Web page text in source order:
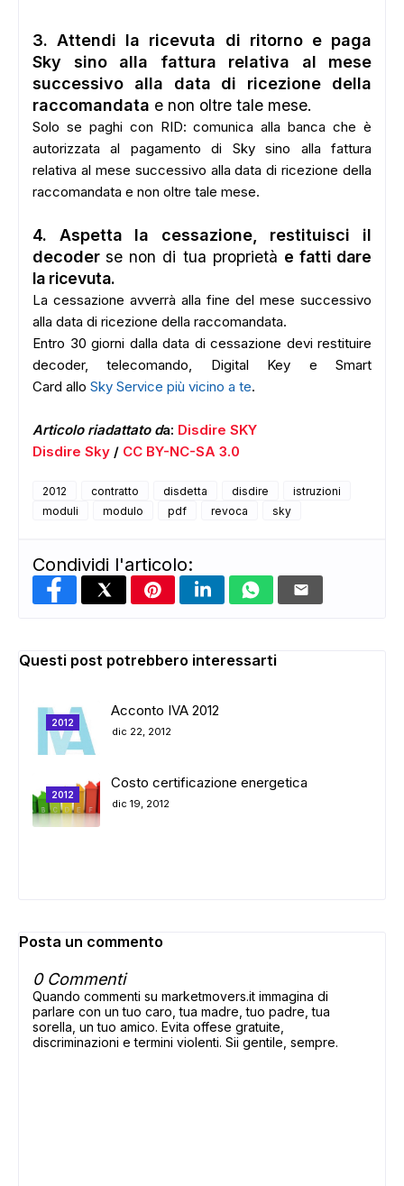
3. Attendi la ricevuta di ritorno e paga
Sky sino alla fattura relativa al mese
successivo alla data di ricezione della
raccomandata e non oltre tale mese.
Solo se paghi con RID: comunica alla banca che è
autorizzata al pagamento di Sky sino alla fattura
relativa al mese successivo alla data di ricezione della
raccomandata e non oltre tale mese.
4. Aspetta la cessazione, restituisci il
decoder se non di tua proprietà e fatti dare
la ricevuta.
La cessazione avverrà alla fine del mese successivo
alla data di ricezione della raccomandata.
Entro 30 giorni dalla data di cessazione devi restituire
decoder, telecomando, Digital Key e Smart
Card allo Sky Service più vicino a te.
Articolo riadattato da: Disdire SKY
Disdire Sky / CC BY-NC-SA 3.0
2012 contratto disdetta disdire
istruzioni
moduli
modulo pdf revoca sky
Condividi l'articolo:
Questi post potrebbero interessarti
2012
Acconto IVA 2012
dic 22, 2012
2012
Costo certificazione energetica
dic 19, 2012
Posta un commento
0 Commenti
Quando commenti su marketmovers.it immagina di
parlare con un tuo caro, tua madre, tuo padre, tua
sorella, un tuo amico. Evita offese gratuite,
discriminazioni e termini violenti. Sii gentile, sempre.